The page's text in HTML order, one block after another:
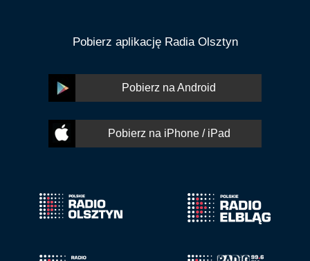
Pobierz aplikację Radia Olsztyn
Pobierz na Android
Pobierz na iPhone / iPad